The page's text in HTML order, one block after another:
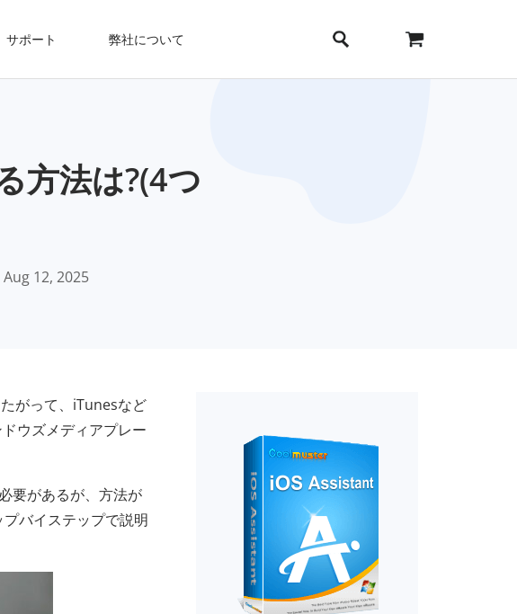
サポート 弊社について
方法は?(4つ
Aug 12, 2025
がって、iTunesなど
ウズメディアプレー
要があるが、方法が
バイステップで説明